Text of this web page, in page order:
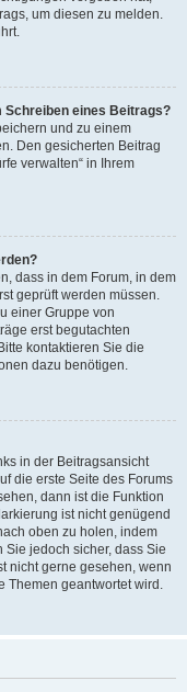
um diesen zu melden.
Schreiben eines Beitrags?
und zu einem
Den gesicherten Beitrag
verwalten“ in Ihrem
dass in dem Forum, in dem
geprüft werden müssen.
einer Gruppe von
erst begutachten
kontaktieren Sie die
dazu benötigen.
in der Beitragsansicht
die erste Seite des Forums
dann ist die Funktion
ist nicht genügend
oben zu holen, indem
jedoch sicher, dass Sie
nicht gerne gesehen, wenn
Themen geantwortet wird.